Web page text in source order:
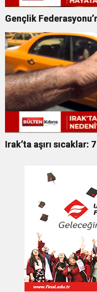
Gençlik
Irak’ta aşırı